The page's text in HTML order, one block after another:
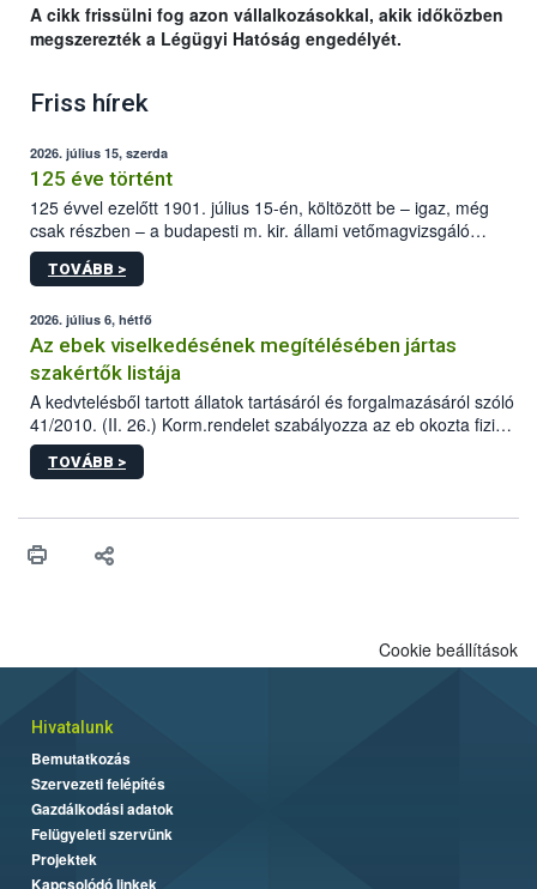
A cikk frissülni fog azon vállalkozásokkal, akik időközben
megszerezték a Légügyi Hatóság engedélyét.
Friss hírek
2026. július 15, szerda
125 éve történt
125 évvel ezelőtt 1901. július 15-én, költözött be – igaz, még
csak részben – a budapesti m. kir. állami vetőmagvizsgáló
állomás a Kis Rókus utca 15. szám alatti, Czigler Győző által
tervezett új épületébe.
TOVÁBB >
2026. július 6, hétfő
Az ebek viselkedésének megítélésében jártas
szakértők listája
A kedvtelésből tartott állatok tartásáról és forgalmazásáról szóló
41/2010. (II. 26.) Korm.rendelet szabályozza az eb okozta fizikai
sérülés, illetve ennek veszélye keletkezésekor felmerülő
hatósági feladatokat, valamint a veszélyes eb tartását és annak
vonni az ebek viselkedésének megítélésében jártas szakértőt.
TOVÁBB >
Cookie beállítások
Hivatalunk
Bemutatkozás
Szervezeti felépítés
Gazdálkodási adatok
Felügyeleti szervünk
Projektek
Kapcsolódó linkek